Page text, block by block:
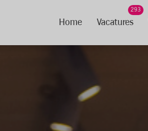
Home Vacatures
293